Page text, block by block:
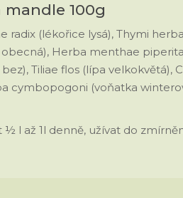
mandle 100g
(lékořice lysá), Thymi
Herba menthae
Tiliae flos (lípa velkokvětá),
cymbopogoni (voňatka
l až 1l denně, užívat do